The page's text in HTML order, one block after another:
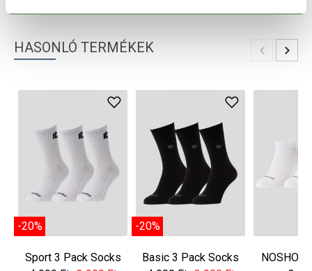
HASONLÓ TERMÉKEK
-20%
Sport 3 Pack Socks
-20%
Basic 3 Pack Socks